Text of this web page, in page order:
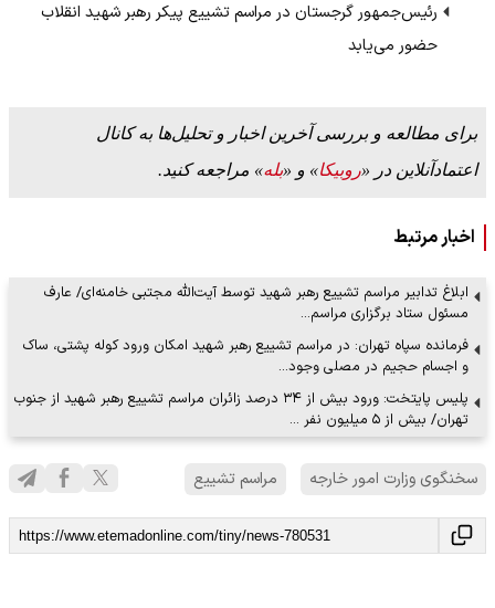
رئیس‌جمهور گرجستان در مراسم تشییع پیکر رهبر شهید انقلاب
حضور می‌یابد
برای مطالعه و بررسی آخرین اخبار و تحلیل‌ها به کانال
اعتمادآنلاین در «روبیکا» و «بله» مراجعه کنید.
اخبار مرتبط
ابلاغ تدابیر مراسم تشییع رهبر شهید توسط آیت‌الله مجتبی خامنه‌ای/ عارف
مسئول ستاد برگزاری مراسم…
فرمانده سپاه تهران: در مراسم تشییع رهبر شهید امکان ورود کوله پشتی، ساک
و اجسام حجیم در مصلی وجود…
پلیس پایتخت: ورود بیش از ۳۴ درصد زائران مراسم تشییع رهبر شهید از جنوب
تهران/ بیش از ۵ میلیون نفر …
سخنگوی وزارت امور خارجه مراسم تشییع